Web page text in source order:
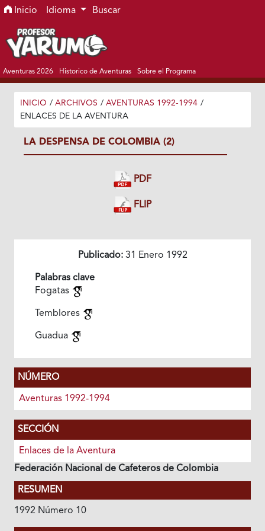
Ir al menú de navegación principal
Ir al contenido principal
Ir al pie de página del sitio
Inicio Idioma Buscar
Aventuras 2026 Historico de Aventuras Sobre el Programa
INICIO / ARCHIVOS / AVENTURAS 1992-1994 /
ENLACES DE LA AVENTURA
LA DESPENSA DE COLOMBIA (2)
PDF
FLIP
Publicado:31 Enero 1992
Palabras clave
Fogatas
Temblores
Guadua
NÚMERO
Aventuras 1992-1994
SECCIÓN
Enlaces de la Aventura
Federación Nacional de Cafeteros de Colombia
RESUMEN
1992 Número 10